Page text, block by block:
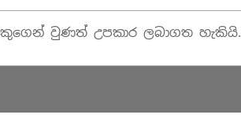
වුණත් උපකාර ලබාගත හැකියි.